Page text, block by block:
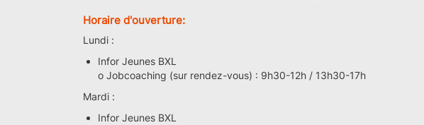
Horaire d'ouverture:
Lundi :
Infor Jeunes BXL
o Jobcoaching (sur rendez-vous) : 9h30-12h / 13h30-17h
Mardi :
Infor Jeunes BXL